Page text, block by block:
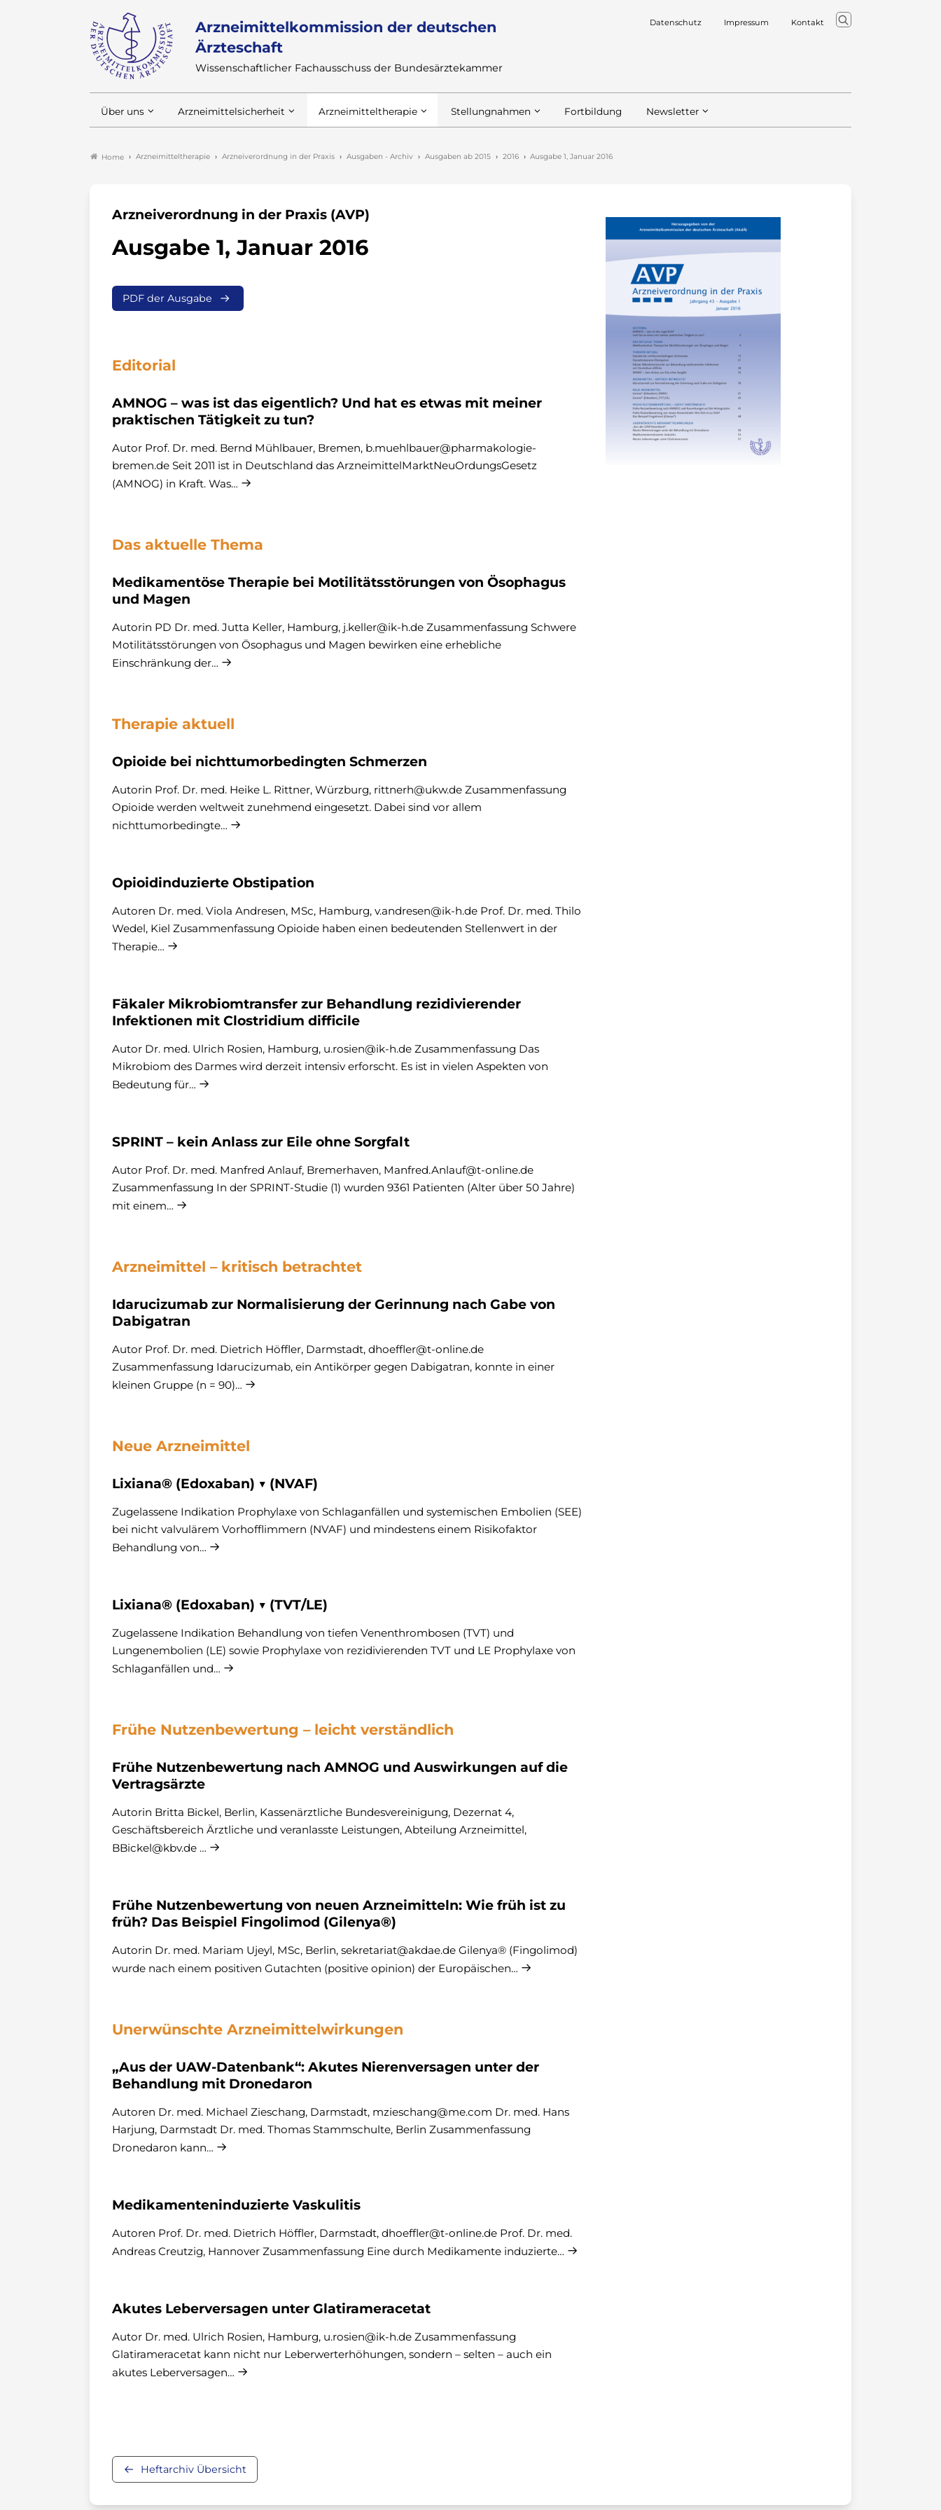
Arzneimittelkommission der deutschen
Ärzteschaft
Wissenschaftlicher Fachausschuss der Bundesärztekammer
Datenschutz Impressum Kontakt
Über uns Arzneimittelsicherheit Arzneimitteltherapie Stellungnahmen Fortbildung Newsletter
Home Arzneimitteltherapie Arzneiverordnung in der Praxis Ausgaben - Archiv Ausgaben ab 2015 2016 Ausgabe 1, Januar 2016
Arzneiverordnung in der Praxis (AVP)
Ausgabe 1, Januar 2016
PDF der Ausgabe
Editorial
AMNOG – was ist das eigentlich? Und hat es etwas mit meiner
praktischen Tätigkeit zu tun?
Autor Prof. Dr. med. Bernd Mühlbauer, Bremen, b.muehlbauer@pharmakologie-
bremen.de Seit 2011 ist in Deutschland das ArzneimittelMarktNeuOrdungsGesetz
(AMNOG) in Kraft. Was…
Das aktuelle Thema
Medikamentöse Therapie bei Motilitätsstörungen von Ösophagus
und Magen
Autorin PD Dr. med. Jutta Keller, Hamburg, j.keller@ik-h.de Zusammenfassung Schwere
Motilitätsstörungen von Ösophagus und Magen bewirken eine erhebliche
Einschränkung der…
Therapie aktuell
Opioide bei nichttumorbedingten Schmerzen
Autorin Prof. Dr. med. Heike L. Rittner, Würzburg, rittnerh@ukw.de Zusammenfassung
Opioide werden weltweit zunehmend eingesetzt. Dabei sind vor allem
nichttumorbedingte…
Opioidinduzierte Obstipation
Autoren Dr. med. Viola Andresen, MSc, Hamburg, v.andresen@ik-h.de Prof. Dr. med. Thilo
Wedel, Kiel Zusammenfassung Opioide haben einen bedeutenden Stellenwert in der
Therapie…
Fäkaler Mikrobiomtransfer zur Behandlung rezidivierender
Infektionen mit Clostridium difficile
Autor Dr. med. Ulrich Rosien, Hamburg, u.rosien@ik-h.de Zusammenfassung Das
Mikrobiom des Darmes wird derzeit intensiv erforscht. Es ist in vielen Aspekten von
Bedeutung für…
SPRINT – kein Anlass zur Eile ohne Sorgfalt
Autor Prof. Dr. med. Manfred Anlauf, Bremerhaven, Manfred.Anlauf@t-online.de
Zusammenfassung In der SPRINT-Studie (1) wurden 9361 Patienten (Alter über 50 Jahre)
mit einem…
Arzneimittel – kritisch betrachtet
Idarucizumab zur Normalisierung der Gerinnung nach Gabe von
Dabigatran
Autor Prof. Dr. med. Dietrich Höffler, Darmstadt, dhoeffler@t-online.de
Zusammenfassung Idarucizumab, ein Antikörper gegen Dabigatran, konnte in einer
kleinen Gruppe (n = 90)…
Neue Arzneimittel
Lixiana® (Edoxaban) ▼ (NVAF)
Zugelassene Indikation Prophylaxe von Schlaganfällen und systemischen Embolien (SEE)
bei nicht valvulärem Vorhofflimmern (NVAF) und mindestens einem Risikofaktor
Behandlung von…
Lixiana® (Edoxaban) ▼ (TVT/LE)
Zugelassene Indikation Behandlung von tiefen Venenthrombosen (TVT) und
Lungenembolien (LE) sowie Prophylaxe von rezidivierenden TVT und LE Prophylaxe von
Schlaganfällen und…
Frühe Nutzenbewertung – leicht verständlich
Frühe Nutzenbewertung nach AMNOG und Auswirkungen auf die
Vertragsärzte
Autorin Britta Bickel, Berlin, Kassenärztliche Bundesvereinigung, Dezernat 4,
Geschäftsbereich Ärztliche und veranlasste Leistungen, Abteilung Arzneimittel,
BBickel@kbv.de …
Frühe Nutzenbewertung von neuen Arzneimitteln: Wie früh ist zu
früh? Das Beispiel Fingolimod (Gilenya®)
Autorin Dr. med. Mariam Ujeyl, MSc, Berlin, sekretariat@akdae.de Gilenya® (Fingolimod)
wurde nach einem positiven Gutachten (positive opinion) der Europäischen…
Unerwünschte Arzneimittelwirkungen
„Aus der UAW-Datenbank“: Akutes Nierenversagen unter der
Behandlung mit Dronedaron
Autoren Dr. med. Michael Zieschang, Darmstadt, mzieschang@me.com Dr. med. Hans
Harjung, Darmstadt Dr. med. Thomas Stammschulte, Berlin Zusammenfassung
Dronedaron kann…
Medikamenteninduzierte Vaskulitis
Autoren Prof. Dr. med. Dietrich Höffler, Darmstadt, dhoeffler@t-online.de Prof. Dr. med.
Andreas Creutzig, Hannover Zusammenfassung Eine durch Medikamente induzierte…
Akutes Leberversagen unter Glatirameracetat
Autor Dr. med. Ulrich Rosien, Hamburg, u.rosien@ik-h.de Zusammenfassung
Glatirameracetat kann nicht nur Leberwerterhöhungen, sondern – selten – auch ein
akutes Leberversagen…
Heftarchiv Übersicht